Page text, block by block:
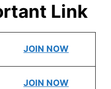
Link
JOIN NOW
JOIN NOW